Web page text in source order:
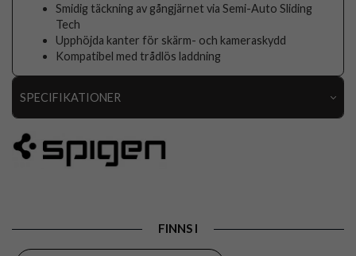
Smidig täckning av gångjärnet via Semi-Auto Sliding
Tech
Upphöjda kanter för skärm- och kameraskydd
Kompatibel med trådlös laddning
SPECIFIKATIONER
Passar till
FINNS I